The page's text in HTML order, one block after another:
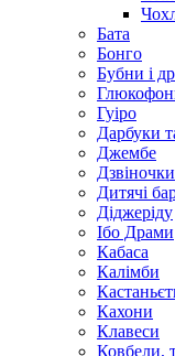
Бата
Бонго
Бубни і
Гуіро
Дарбуки
Джембе
Дзвіночки
Дитячі
Діджеріду
Ібо Драми
Кабаса
Калімби
Кахони
Клавеси
Ковбели,